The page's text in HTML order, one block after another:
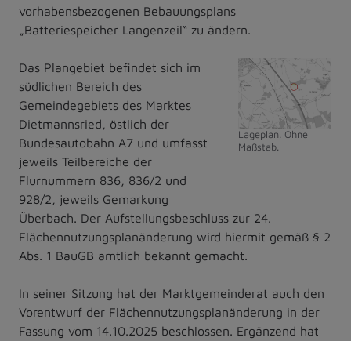
vorhabensbezogenen Bebauungsplans
„Batteriespeicher Langenzeil“ zu ändern.
Lageplan. Ohne
Maßstab.
Das Plangebiet befindet sich im
südlichen Bereich des
Gemeindegebiets des Marktes
Dietmannsried, östlich der
Bundesautobahn A7 und umfasst
jeweils Teilbereiche der
Flurnummern 836, 836/2 und
928/2, jeweils Gemarkung
Überbach. Der Aufstellungsbeschluss zur 24.
Flächennutzungsplanänderung wird hiermit gemäß § 2
Abs. 1 BauGB amtlich bekannt gemacht.
In seiner Sitzung hat der Marktgemeinderat auch den
Vorentwurf der Flächennutzungsplanänderung in der
Fassung vom 14.10.2025 beschlossen. Ergänzend hat